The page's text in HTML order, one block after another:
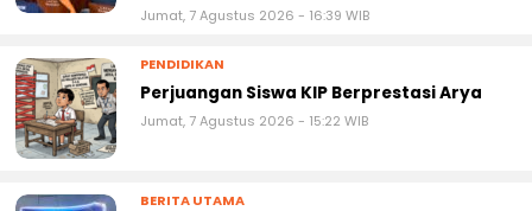
Jumat, 7 Agustus 2026 - 16:39 WIB
PENDIDIKAN
Perjuangan Siswa KIP Berprestasi Arya
Jumat, 7 Agustus 2026 - 15:22 WIB
BERITA UTAMA